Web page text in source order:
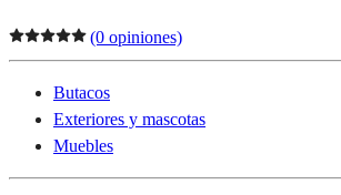
(0 opiniones)
Butacos
Exteriores y mascotas
Muebles